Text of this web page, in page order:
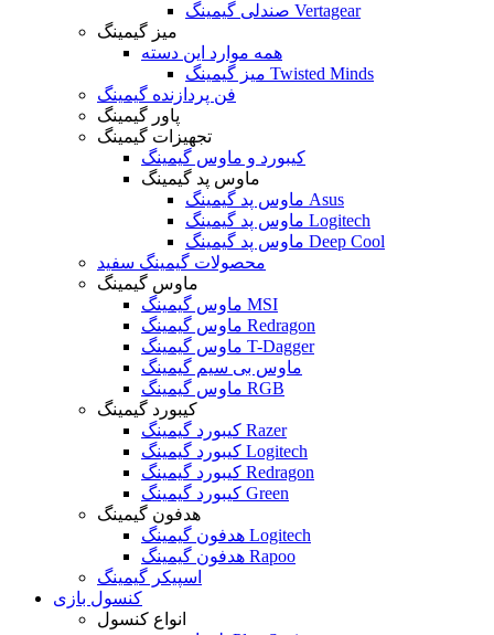
صندلی گیمینگ Vertagear
میز گیمینگ
همه موارد این دسته
میز گیمینگ Twisted Minds
فن پردازنده گیمینگ
پاور گیمینگ
تجهیزات گیمینگ
کیبورد و ماوس گیمینگ
ماوس پد گیمینگ
ماوس پد گیمینگ Asus
ماوس پد گیمینگ Logitech
ماوس پد گیمینگ Deep Cool
محصولات گیمینگ سفید
ماوس گیمینگ
ماوس گیمینگ MSI
ماوس گیمینگ Redragon
ماوس گیمینگ T-Dagger
ماوس بی سیم گیمینگ
ماوس گیمینگ RGB
کیبورد گیمینگ
کیبورد گیمینگ Razer
کیبورد گیمینگ Logitech
کیبورد گیمینگ Redragon
کیبورد گیمینگ Green
هدفون گیمینگ
هدفون گیمینگ Logitech
هدفون گیمینگ Rapoo
اسپیکر گیمینگ
کنسول بازی
انواع کنسول